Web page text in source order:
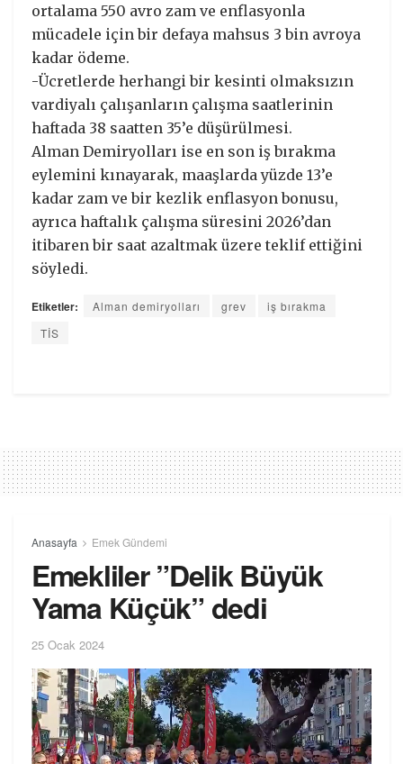
ortalama 550 avro zam ve enflasyonla
mücadele için bir defaya mahsus 3 bin avroya
kadar ödeme.
-Ücretlerde herhangi bir kesinti olmaksızın
vardiyalı çalışanların çalışma saatlerinin
haftada 38 saatten 35’e düşürülmesi.
Alman Demiryolları ise en son iş bırakma
eylemini kınayarak, maaşlarda yüzde 13’e
kadar zam ve bir kezlik enflasyon bonusu,
ayrıca haftalık çalışma süresini 2026’dan
itibaren bir saat azaltmak üzere teklif ettiğini
söyledi.
Etiketler: Alman demiryolları grev
iş bırakma
TİS
Anasayfa Emek Gündemi
Emekliler ”Delik Büyük
Yama Küçük” dedi
25 Ocak 2024